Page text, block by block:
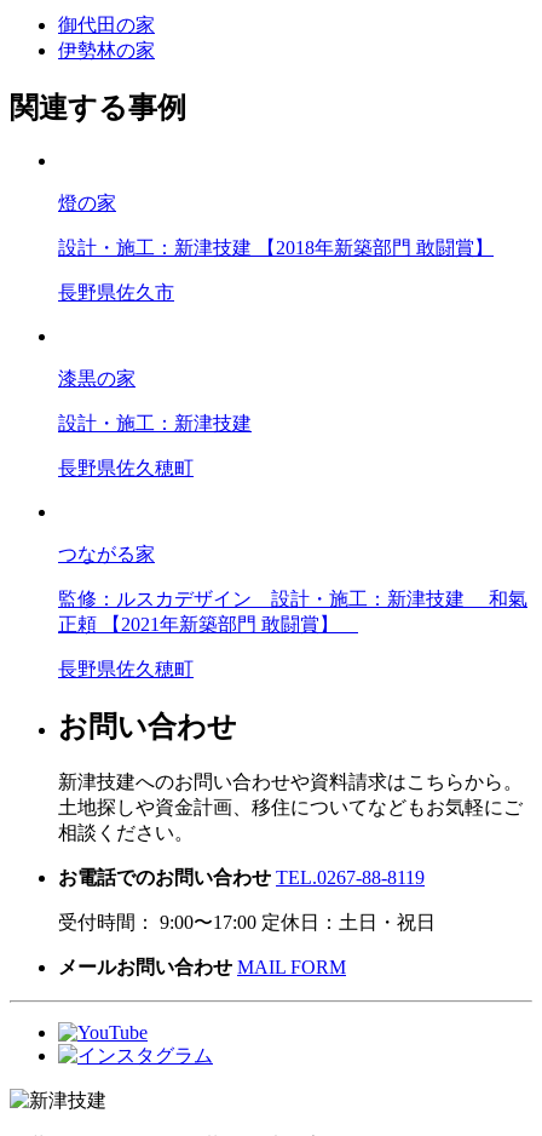
御代田の家
伊勢林の家
関連する事例
燈の家
設計・施工：新津技建 【2018年新築部門 敢闘賞】
長野県佐久市
漆黒の家
設計・施工：新津技建
長野県佐久穂町
つながる家
監修：ルスカデザイン 設計・施工：新津技建 和氣
正頼 【2021年新築部門 敢闘賞】
長野県佐久穂町
お問い合わせ
新津技建へのお問い合わせや資料請求はこちらから。
土地探しや資金計画、移住についてなどもお気軽にご
相談ください。
お電話でのお問い合わせ TEL.0267-88-8119
受付時間： 9:00〜17:00 定休日：土日・祝日
メールお問い合わせ MAIL FORM